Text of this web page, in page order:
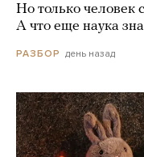
Но только человек
А что еще наука
РАЗБОР день назад